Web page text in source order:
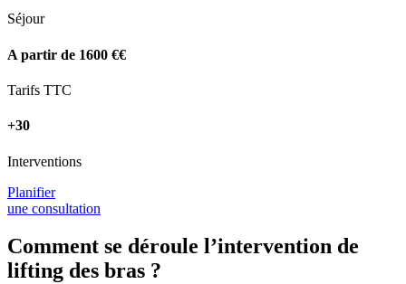
Séjour
A partir de 1600 €€
Tarifs TTC
+30
Interventions
Planifier
une consultation
Comment se déroule l’intervention de
lifting des bras ?